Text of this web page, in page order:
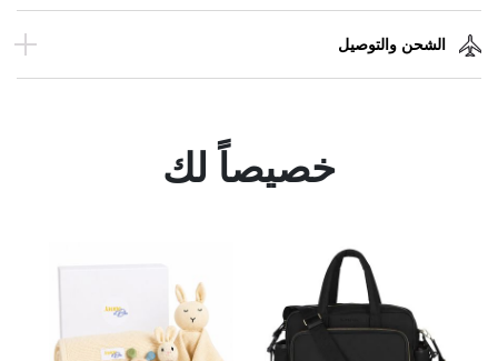
الشحن والتوصيل
خصيصاً لك